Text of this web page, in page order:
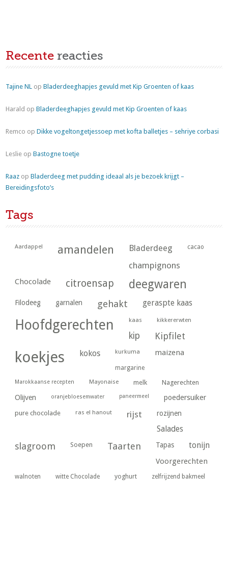
Recente reacties
Tajine NL opBladerdeeghapjes gevuld met Kip Groenten of kaas
Harald opBladerdeeghapjes gevuld met Kip Groenten of kaas
Remco opDikke vogeltongetjessoep met kofta balletjes – sehriye corbasi
Leslie opBastogne toetje
Raaz opBladerdeeg met pudding ideaal als je bezoek krijgt –
Bereidingsfoto’s
Tags
Aardappel amandelen Bladerdeeg cacao
champignons
Chocolade citroensap deegwaren
Filodeeg garnalen gehakt geraspte kaas
Hoofdgerechten kaas kikkererwten
kip Kipfilet
koekjes kokos kurkuma maizena
margarine
Marokkaanse recepten Mayonaise melk Nagerechten
Olijven oranjebloesemwater paneermeel poedersuiker
pure chocolade ras el hanout rijst rozijnen
Salades
slagroom Soepen Taarten Tapas tonijn
Voorgerechten
walnoten witte Chocolade yoghurt zelfrijzend bakmeel